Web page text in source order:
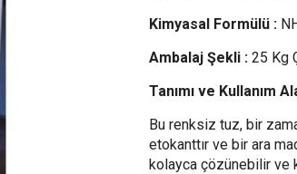
Kimyasal Formülü :
Ambalaj Şekli : 25 Kg
Tanımı ve Kullanım
Bu renksiz tuz, bir
etokanttır ve bir ara
kolayca çözünebilir ve